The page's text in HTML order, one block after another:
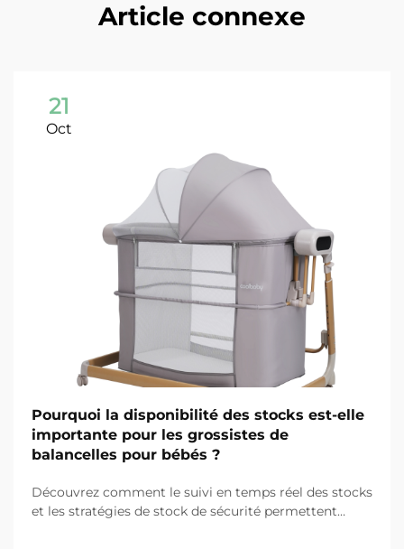
Article connexe
21
Oct
Pourquoi la disponibilité des stocks est-elle
importante pour les grossistes de
balancelles pour bébés ?
Découvrez comment le suivi en temps réel des stocks
et les stratégies de stock de sécurité permettent